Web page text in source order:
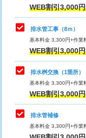
マス交換（土の掘削
マス交換（深さ50㎝未
マス交換（深さ50㎝
コンクリート斫り（
コンクリート斫り（
モルタル補修（厚さ
モルタル補修（厚さ
理・調整・分解・加
その他部品の脱着
交換・取付（タンク
交換・取付(単水栓（
式）)
交換・取付(混合水栓
式・ワンホール）)
交換・取付(排水栓
WEB割引3,000
排水管工事（8ｍ）
基本料金 3,300円+作業
WEB割引3,000
排水桝交換（1箇所）
基本料金 3,300円+作業
WEB割引3,000
排水管補修
基本料金 3,300円+作業